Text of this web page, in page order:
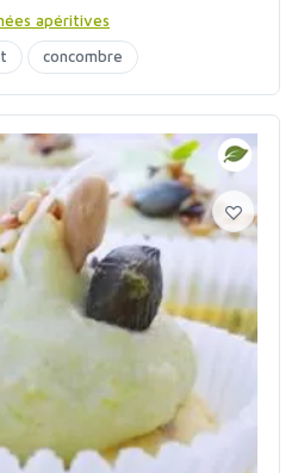
apéritives
concombre